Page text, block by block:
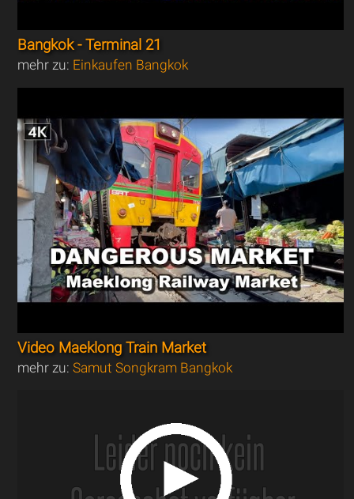
Bangkok - Terminal 21
mehr zu: Einkaufen Bangkok
Video Maeklong Train Market
mehr zu:Samut Songkram Bangkok